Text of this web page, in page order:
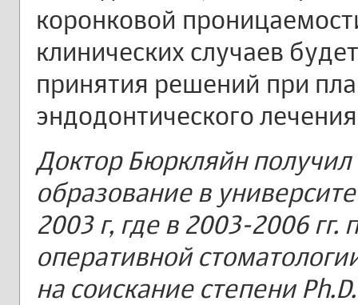
коронковой
клинических случаев
принятия решений при
эндодонтического
Доктор Бюркляйн получил
образование в
2003 г, где в 2003-2006
оперативной
на соискание степени